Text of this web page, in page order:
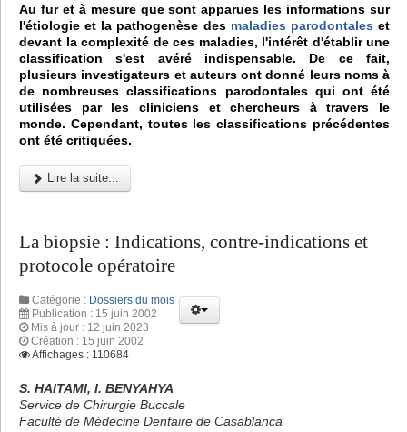
Au fur et à mesure que sont apparues les informations sur
l'étiologie et la pathogenèse des maladies parodontales et
devant la complexité de ces maladies, l'intérêt d'établir une
classification s'est avéré indispensable. De ce fait,
plusieurs investigateurs et auteurs ont donné leurs noms à
de nombreuses classifications parodontales qui ont été
utilisées par les cliniciens et chercheurs à travers le
monde. Cependant, toutes les classifications précédentes
ont été critiquées.
Lire la suite...
La biopsie : Indications, contre-indications et
protocole opératoire
Catégorie : Dossiers du mois
Publication : 15 juin 2002
Mis à jour : 12 juin 2023
Création : 15 juin 2002
Affichages : 110684
S. HAITAMI, I. BENYAHYA
Service de Chirurgie Buccale
Faculté de Médecine Dentaire de Casablanca